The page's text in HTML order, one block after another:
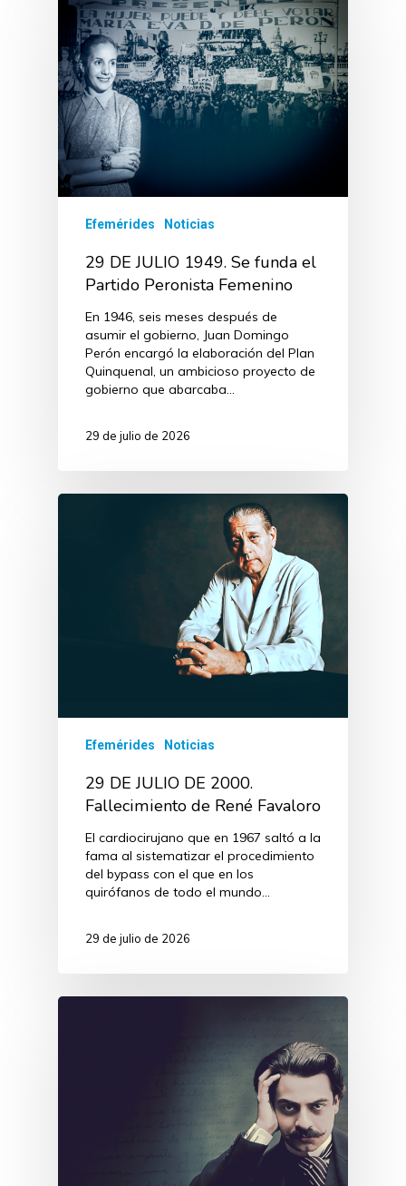
Efemérides Noticias
29 DE JULIO 1949. Se funda el
Partido Peronista Femenino
En 1946, seis meses después de
asumir el gobierno, Juan Domingo
Perón encargó la elaboración del Plan
Quinquenal, un ambicioso proyecto de
gobierno que abarcaba…
29 de julio de 2026
Efemérides Noticias
29 DE JULIO DE 2000.
Fallecimiento de René Favaloro
El cardiocirujano que en 1967 saltó a la
fama al sistematizar el procedimiento
del bypass con el que en los
quirófanos de todo el mundo…
29 de julio de 2026